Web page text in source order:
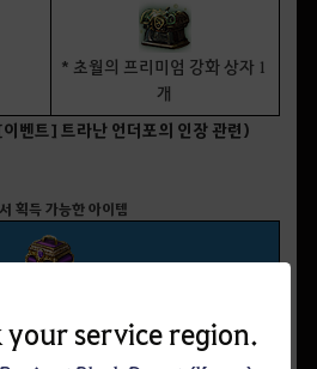
your service region.
* 초월의 프리미엄 강화 상자 1
개
벤트] 트라난 언더포의 인장 관련)
획득 가능한 아이템
개수 확률